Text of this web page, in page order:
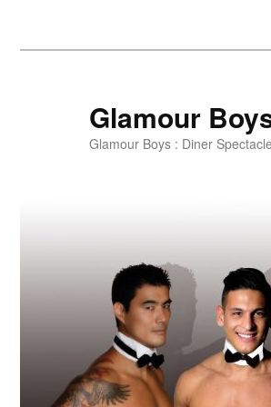
Glamour
Glamour Boys : Diner